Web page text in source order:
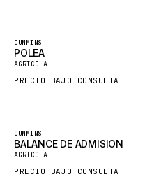
CLAAS
ATLAS COPCO
HYCO
Destacado
CUMMINS
POLEA
AGRICOLA
PRECIO BAJO CONSULTA
Destacado
CUMMINS
BALANCE DE ADMISION
AGRICOLA
PRECIO BAJO CONSULTA